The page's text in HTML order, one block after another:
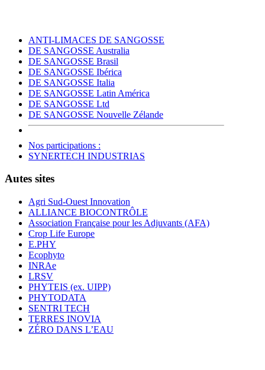
ANTI-LIMACES DE SANGOSSE
DE SANGOSSE Australia
DE SANGOSSE Brasil
DE SANGOSSE Ibérica
DE SANGOSSE Italia
DE SANGOSSE Latin América
DE SANGOSSE Ltd
DE SANGOSSE Nouvelle Zélande
Nos participations :
SYNERTECH INDUSTRIAS
Autes sites
Agri Sud-Ouest Innovation
ALLIANCE BIOCONTRÔLE
Association Française pour les Adjuvants (AFA)
Crop Life Europe
E.PHY
Ecophyto
INRAe
LRSV
PHYTEIS (ex. UIPP)
PHYTODATA
SENTRI TECH
TERRES INOVIA
ZÉRO DANS L’EAU